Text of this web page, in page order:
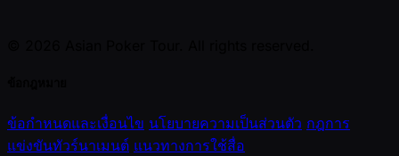
ข้อกำหนดและเงื่อนไข นโยบายความเป็นส่วนตัว กฎการ
แข่งขันทัวร์นาเมนต์ แนวทางการใช้สื่อ